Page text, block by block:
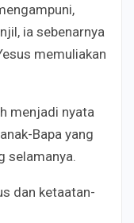
ia sebenarnya
memuliakan
menjadi nyata
Bapa yang
selamanya.
dan ketaatan-